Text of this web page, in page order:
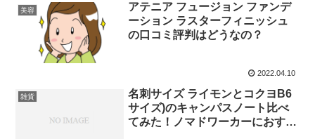
美容
アテニア フュージョン ファンデ
ーション ラスターフィニッシュ
の口コミ評判はどうなの？
2022.04.10
雑貨
名刺サイズ ライモンとコクヨB6
サイズ)のキャンパスノート比べ
てみた！ノマドワーカーにおすす